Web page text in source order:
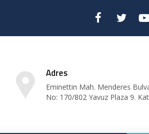
Adres
Eminettin Mah. Menderes
No: 170/802 Yavuz Plaza 9.